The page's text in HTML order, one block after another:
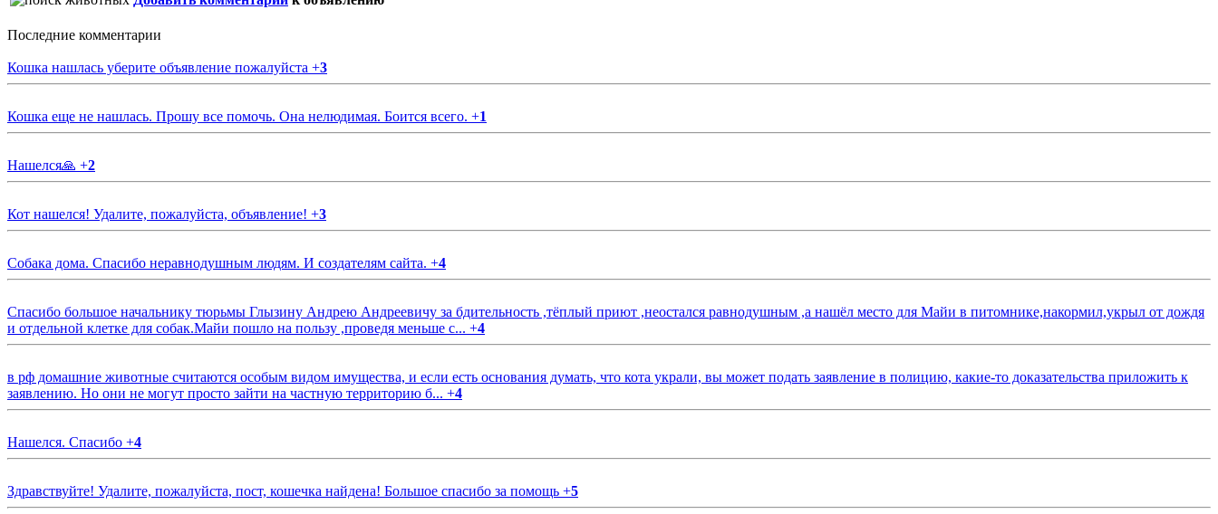
Последние комментарии
Кошка нашлась уберите объявление пожалуйста +3
Кошка еще не нашлась. Прошу все помочь. Она нелюдимая. Боится всего. +1
Нашелся🙏 +2
Кот нашелся! Удалите, пожалуйста, объявление! +3
Собака дома. Спасибо неравнодушным людям. И создателям сайта. +4
Спасибо большое начальнику тюрьмы Глызину Андрею Андреевичу за бдительность ,тёплый приют ,неостался равнодушным ,а нашёл место для Майи в питомнике,накормил,укрыл от дождя
и отдельной клетке для собак.Майи пошло на пользу ,проведя меньше с... +4
в рф домашние животные считаются особым видом имущества, и если есть основания думать, что кота украли, вы может подать заявление в полицию, какие-то доказательства приложить к
заявлению. Но они не могут просто зайти на частную территорию б... +4
Нашелся. Спасибо +4
Здравствуйте! Удалите, пожалуйста, пост, кошечка найдена! Большое спасибо за помощь +5